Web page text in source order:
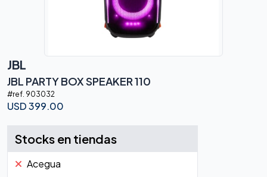
JBL
JBL PARTY BOX SPEAKER 110
#ref. 903032
USD399.00
Stocks en tiendas
Acegua